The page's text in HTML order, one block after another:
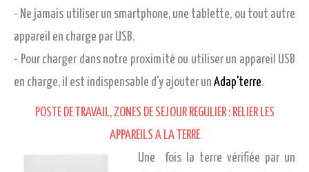
- Ne jamais utiliser un smartphone, une tablette, ou tout autre
appareil en charge par USB.
- Pour charger dans notre proximité ou utiliser un appareil USB
en charge, il est indispensable d'y ajouter un Adap'terre.
POSTE DE TRAVAIL, ZONES DE SEJOUR REGULIER : RELIER LES
APPAREILS A LA TERRE
Une fois la terre vérifiée par un